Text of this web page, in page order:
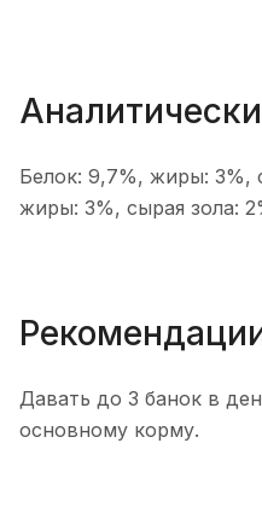
Белок: 9,7%, жиры: 3%,
жиры: 3%, сырая зола:
Давать до 3 банок в
основному корму.